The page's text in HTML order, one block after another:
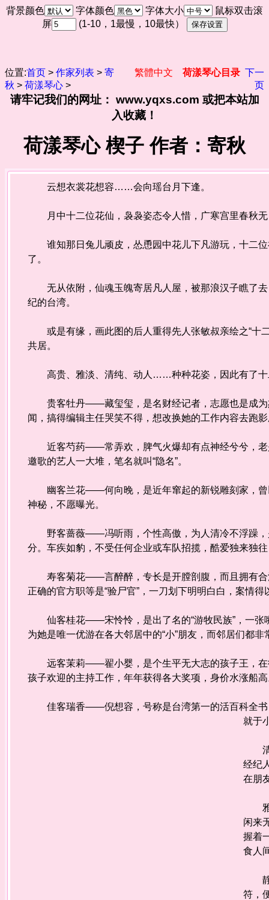
背景颜色 字体颜色 字体大小
鼠标双击滚
屏
(1-10，1最慢，10最快）
位置:首页 > 作家列表 > 寄
秋 > 荷漾琴心 >
繁體中文 荷漾琴心目录 下一
页
请牢记我们的网址： www.yqxs.com 或把本站加
入收藏！
荷漾琴心 楔子 作者：寄秋
云想衣裳花想容……会向瑶台月下逢。
月中十二位花仙，袅袅姿态令人惜，广寒宫里春秋
谁知那日兔儿顽皮，怂恿园中花儿下凡游玩，十二位
了。
无从依附，仙魂玉魄寄居凡人屋，被那浪汉子瞧了去
纪的台湾。
或是有缘，画此图的后人重得先人张敏叔亲绘之“十
共居。
高贵、雅淡、清纯、动人……种种花姿，因此有了
贵客牡丹——藏玺玺，是名财经记者，志愿也是成为
闻，搞得编辑主任哭笑不得，想改换她的工作内容去
近客芍药——常弄欢，脾气火爆却有点神经兮兮，老
邀歌的艺人一大堆，笔名就叫“隐名”。
幽客兰花——何向晚，是近年窜起的新锐雕刻家，曾
神秘，不愿曝光。
野客蔷薇——冯听雨，个性高傲，为人清冷不浮躁，
分。车疾如豹，不受任何企业或车队招揽，酷爱独来独
寿客菊花——言醉醉，专长是开膛剖腹，而且拥有合
正确的官方职等是“验尸官”，一刀划下明明白白，案情
仙客桂花——宋怜怜，是出了名的“游牧民族”，一张嘴
为她是唯一优游在各大邻居中的“小”朋友，而邻居们都
远客茉莉——翟小婴，是个生平无大志的孩子王，在
孩子欢迎的主持工作，年年获得各大奖项，身价水涨
佳客瑞香——倪想容，号称是台湾第一的活百科全书
就于
清
经纪
在朋
雅
闲来
握着
食人
静
符，